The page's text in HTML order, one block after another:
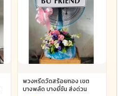
พวงหรีดวัดสร้อยทอง เขต
บางพลัด บางยี่ขัน ส่งด่วน